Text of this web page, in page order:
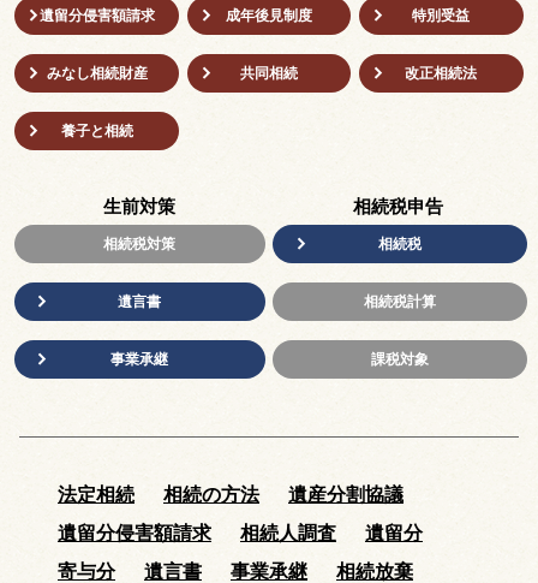
遺留分侵害額請求 成年後⾒制度 特別受益
みなし相続財産 共同相続 改正相続法
養子と相続
生前対策
相続税対策
遺言書
事業承継
相続税申告
相続税
相続税計算
課税対象
法定相続 相続の方法
遺産分割協議
遺留分侵害額請求
相続人調査
遺留分
寄与分
遺言書 事業承継
相続放棄